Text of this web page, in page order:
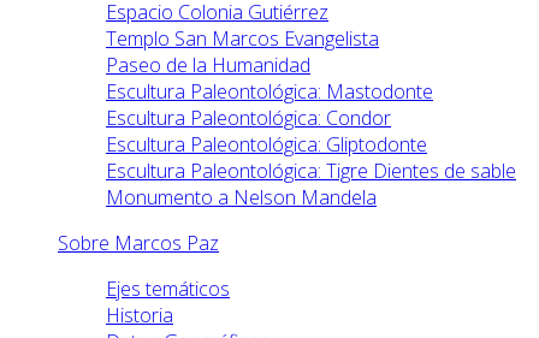
Espacio Colonia Gutiérrez
Templo San Marcos Evangelista
Paseo de la Humanidad
Escultura Paleontológica: Mastodonte
Escultura Paleontológica: Condor
Escultura Paleontológica: Gliptodonte
Escultura Paleontológica: Tigre Dientes de sable
Monumento a Nelson Mandela
Sobre Marcos Paz
Ejes temáticos
Historia